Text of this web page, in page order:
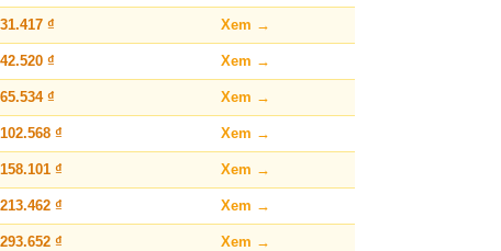
31.417 ₫ Xem →
42.520 ₫ Xem →
65.534 ₫ Xem →
102.568 ₫ Xem →
158.101 ₫ Xem →
213.462 ₫ Xem →
293.652 ₫ Xem →